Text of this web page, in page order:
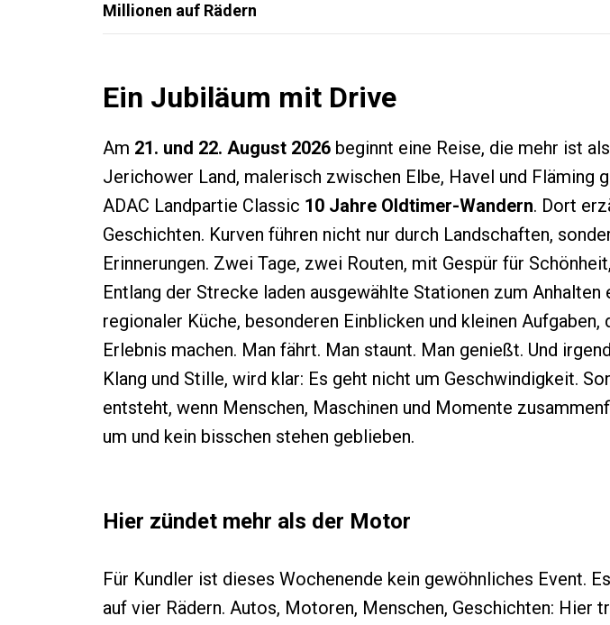
Millionen auf Rädern
Ein Jubiläum mit Drive
Am 21. und 22. August 2026 beginnt eine Reise, die mehr ist
Jerichower Land, malerisch zwischen Elbe, Havel und Fläming
ADAC Landpartie Classic 10 Jahre Oldtimer-Wandern. Dort
Geschichten. Kurven führen nicht nur durch Landschaften,
Erinnerungen. Zwei Tage, zwei Routen, mit Gespür für
Entlang der Strecke laden ausgewählte Stationen zum Anhalten
regionaler Küche, besonderen Einblicken und kleinen Aufgaben,
Erlebnis machen. Man fährt. Man staunt. Man genießt. Und
Klang und Stille, wird klar: Es geht nicht um Geschwindigkeit.
entsteht, wenn Menschen, Maschinen und Momente
um und kein bisschen stehen geblieben.
Hier zündet mehr als der Motor
Für Kundler ist dieses Wochenende kein gewöhnliches Event.
auf vier Rädern. Autos, Motoren, Menschen, Geschichten: Hier